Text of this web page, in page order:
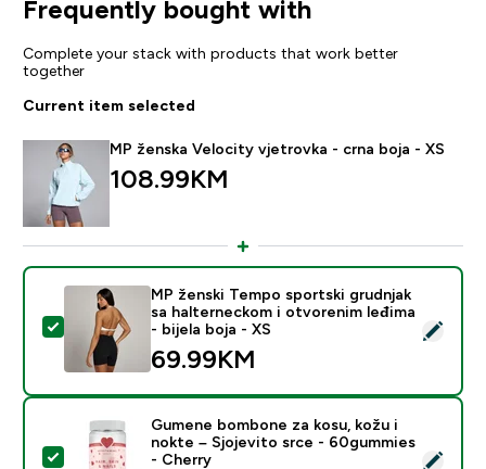
Frequently bought with
Complete your stack with products that work better
together
Current item selected
MP ženska Velocity vjetrovka - crna boja - XS
108.99KM‎
Select this product - MP ženski Tempo sportski
MP ženski Tempo sportski grudnjak
sa halterneckom i otvorenim leđima
- bijela boja - XS
69.99KM‎
Select this product - Gumene bombone za kosu,
Gumene bombone za kosu, kožu i
nokte – Sjojevito srce - 60gummies
- Cherry